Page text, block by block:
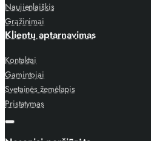
Naujienlaiškis
Grąžinimai
Klientų aptarnavimas
Kontaktai
Gamintojai
Svetainės žemėlapis
Pristatymas